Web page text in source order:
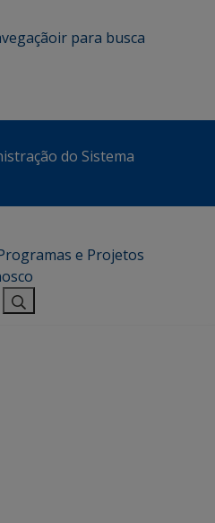
ir para busca
do Sistema
e Projetos